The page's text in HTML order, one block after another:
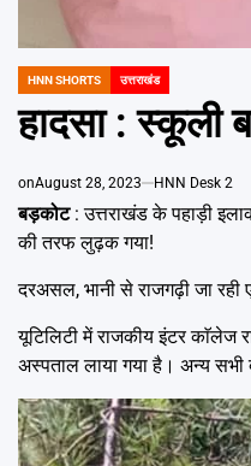
POSTED
HNN SHORTS उत्तराखंड
हादसा : स्कूली
onAugust 28, 2023 HNN Desk 2
बड़कोट: उत्तराखंड के पहाड़ी
की तरफ लुढ़क गया!
दरअसल, भानी से राजगढ़ी जा
यूटिलिटी में राजकीय इंटर काॅलेज
अस्पताल लाया गया है। अन्य सभी